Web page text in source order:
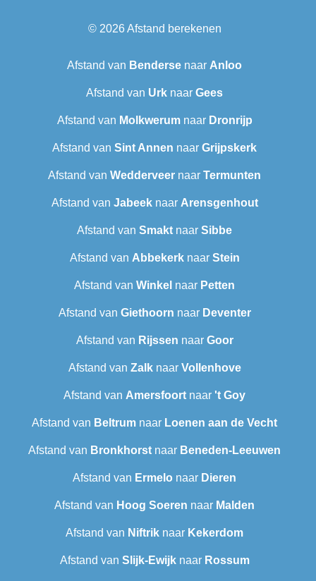
© 2026Afstand berekenen
Afstand van Benderse naar Anloo
Afstand van Urk naar Gees
Afstand van Molkwerumnaar Dronrijp
Afstand van Sint Annen naar Grijpskerk
Afstand van Wedderveer naar Termunten
Afstand van Jabeeknaar Arensgenhout
Afstand van Smakt naar Sibbe
Afstand van Abbekerknaar Stein
Afstand van Winkel naar Petten
Afstand van Giethoorn naar Deventer
Afstand van Rijssen naar Goor
Afstand van Zalknaar Vollenhove
Afstand van Amersfoort naar 't Goy
Afstand van Beltrum naar Loenen aan de Vecht
Afstand van Bronkhorst naar Beneden-Leeuwen
Afstand van Ermelo naar Dieren
Afstand van Hoog Soeren naar Malden
Afstand van Niftrik naar Kekerdom
Afstand van Slijk-Ewijknaar Rossum